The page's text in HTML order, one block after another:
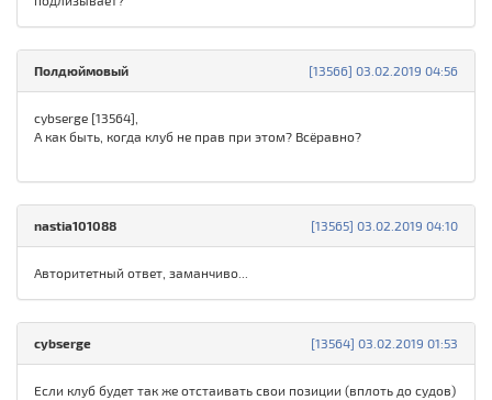
[13566] 03.02.2019 04:56
Полдюймовый
cybserge [13564],
А как быть, когда клуб не прав при этом? Всёравно?
[13565] 03.02.2019 04:10
nastia101088
Авторитетный ответ, заманчиво...
[13564] 03.02.2019 01:53
cybserge
Если клуб будет так же отстаивать свои позиции (вплоть до судов)